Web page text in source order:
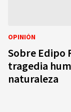
OPINIÓN
Sobre Edipo
tragedia
naturaleza